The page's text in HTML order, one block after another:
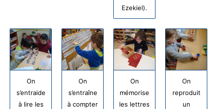
Ezekiel).
On
s’entraide
à lire les
On
s’entraîne
à compter
On
mémorise
les lettres
On
reproduit
un